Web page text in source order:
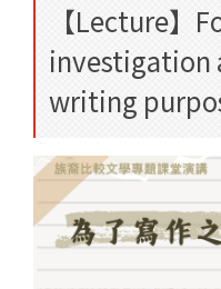
【Lecture】
investigation
writing